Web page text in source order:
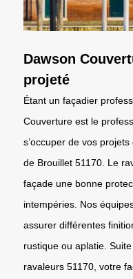
Dawson
projeté
Étant un façadier
Couverture est le
s’occuper de vos
de Brouillet 51170. Le
façade une bonne
intempéries. Nos
assurer différentes
rustique ou aplatie.
ravaleurs 51170, votre